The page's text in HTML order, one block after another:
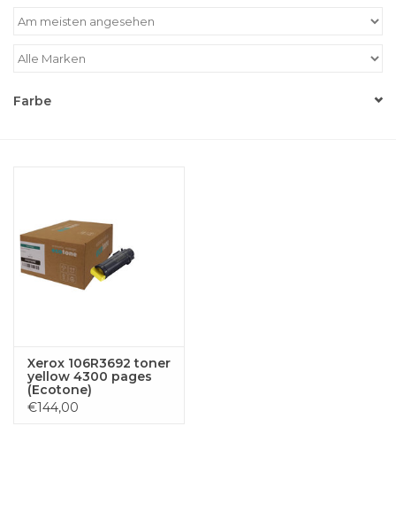
Farbe
Xerox 106R3692 toner
yellow 4300 pages
(Ecotone)
€144,00